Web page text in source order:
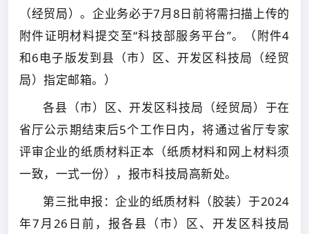
（经贸局）。企业务必于7月8日前将需扫描上传的
附件证明材料提交至“科技部服务平台”。（附件4
和6电子版发到县（市）区、开发区科技局（经贸
局）指定邮箱。）
各县（市）区、开发区科技局（经贸局）于在
省厅公示期结束后5个工作日内，将通过省厅专家
评审企业的纸质材料正本（纸质材料和网上材料须
一致，一式一份），报市科技局高新处。
第三批申报：企业的纸质材料（胶装）于2024
年7月26日前，报各县（市）区、开发区科技局